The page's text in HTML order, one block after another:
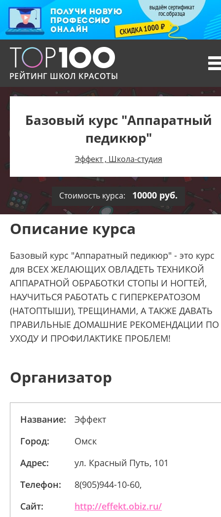
РЕЙТИНГ ШКОЛ КРАСОТЫ
Базовый курс "Аппаратный
педикюр"
Эффект , Школа-студия
Стоимость курса: 10000 руб.
Описание курса
Базовый курс "Аппаратный педикюр" - это курс
для ВСЕХ ЖЕЛАЮЩИХ ОВЛАДЕТЬ ТЕХНИКОЙ
АППАРАТНОЙ ОБРАБОТКИ СТОПЫ И НОГТЕЙ,
НАУЧИТЬСЯ РАБОТАТЬ С ГИПЕРКЕРАТОЗОМ
(НАТОПТЫШИ), ТРЕЩИНАМИ, А ТАКЖЕ ДАВАТЬ
ПРАВИЛЬНЫЕ ДОМАШНИЕ РЕКОМЕНДАЦИИ ПО
УХОДУ И ПРОФИЛАКТИКЕ ПРОБЛЕМ!
Организатор
Название:
Эффект
Город:
Омск
Адрес:
ул. Красный Путь, 101
Телефон:
8(905)944-10-60,
Сайт:
http://effekt.obiz.ru/